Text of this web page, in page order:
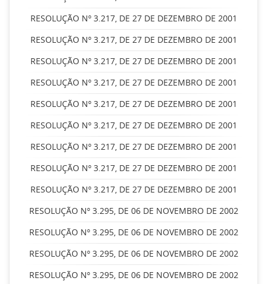
RESOLUÇÃO Nº 3.217, DE 27 DE DEZEMBRO DE 2001
RESOLUÇÃO Nº 3.217, DE 27 DE DEZEMBRO DE 2001
RESOLUÇÃO Nº 3.217, DE 27 DE DEZEMBRO DE 2001
RESOLUÇÃO Nº 3.217, DE 27 DE DEZEMBRO DE 2001
RESOLUÇÃO Nº 3.217, DE 27 DE DEZEMBRO DE 2001
RESOLUÇÃO Nº 3.217, DE 27 DE DEZEMBRO DE 2001
RESOLUÇÃO Nº 3.217, DE 27 DE DEZEMBRO DE 2001
RESOLUÇÃO Nº 3.217, DE 27 DE DEZEMBRO DE 2001
RESOLUÇÃO Nº 3.217, DE 27 DE DEZEMBRO DE 2001
RESOLUÇÃO Nº 3.295, DE 06 DE NOVEMBRO DE 2002
RESOLUÇÃO Nº 3.295, DE 06 DE NOVEMBRO DE 2002
RESOLUÇÃO Nº 3.295, DE 06 DE NOVEMBRO DE 2002
RESOLUÇÃO Nº 3.295, DE 06 DE NOVEMBRO DE 2002